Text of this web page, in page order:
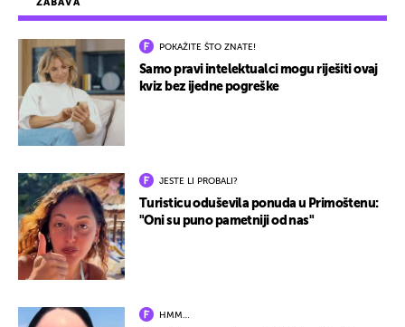
ZABAVA
POKAŽITE ŠTO ZNATE!
Samo pravi intelektualci mogu riješiti ovaj
kviz bez ijedne pogreške
JESTE LI PROBALI?
Turisticu oduševila ponuda u Primoštenu:
"Oni su puno pametniji od nas"
HMM…